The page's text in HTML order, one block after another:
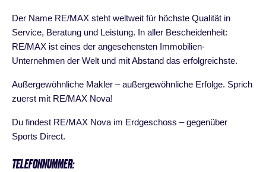
Der Name RE/MAX steht weltweit für höchste Qualität in
Service, Beratung und Leistung. In aller Bescheidenheit:
RE/MAX ist eines der angesehensten Immobilien-
Unternehmen der Welt und mit Abstand das erfolgreichste.
Außergewöhnliche Makler – außergewöhnliche Erfolge. Sprich
zuerst mit RE/MAX Nova!
Du findest RE/MAX Nova im Erdgeschoss – gegenüber
Sports Direct.
TELEFONNUMMER: